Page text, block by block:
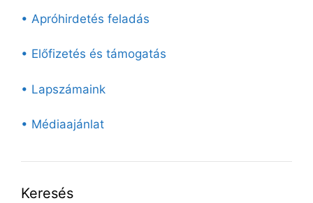
• Apróhirdetés feladás
• Előfizetés és támogatás
• Lapszámaink
• Médiaajánlat
Keresés